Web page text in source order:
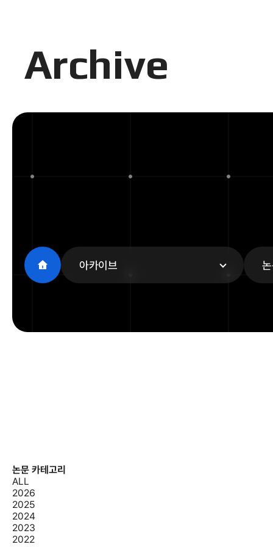
Archive
아카이브
논문 카테고리
ALL
2026
2025
2024
2023
2022